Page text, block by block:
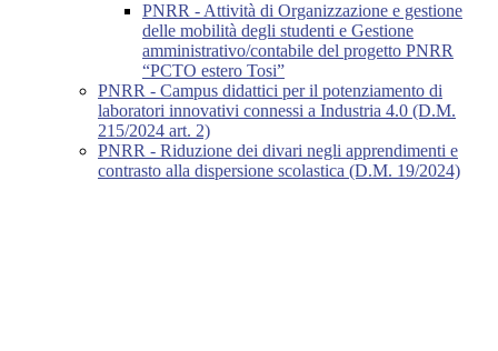
PNRR - Attività di Organizzazione e gestione
delle mobilità degli studenti e Gestione
amministrativo/contabile del progetto PNRR
“PCTO estero Tosi”
PNRR - Campus didattici per il potenziamento di
laboratori innovativi connessi a Industria 4.0 (D.M.
215/2024 art. 2)
PNRR - Riduzione dei divari negli apprendimenti e
contrasto alla dispersione scolastica (D.M. 19/2024)